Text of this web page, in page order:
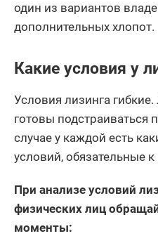
один из вариантов
дополнительных хлопот.
Какие условия у
Условия лизинга
готовы подстраиваться
случае у каждой есть
условий, обязательные
При анализе условий
физических лиц
моменты: